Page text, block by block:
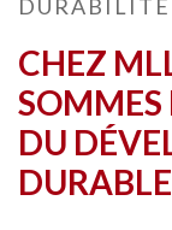
DURABILITÉ
CHEZ
SOMMES
DU
DURABLE